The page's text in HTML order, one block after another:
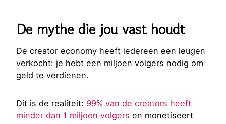
De mythe die jou vast houdt
De creator economy heeft iedereen een leugen
verkocht: je hebt een miljoen volgers nodig om
geld te verdienen.
Dit is de realiteit: 99% van de creators heeft
minder dan 1 miljoen volgers en monetiseert